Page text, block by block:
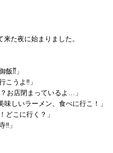
た夜に始まりました。
飯⁇」
こうよ‼︎」
お店閉まっているよ…」
味しいラーメン、食べに行こ！」
どこに行く？」
‼︎」